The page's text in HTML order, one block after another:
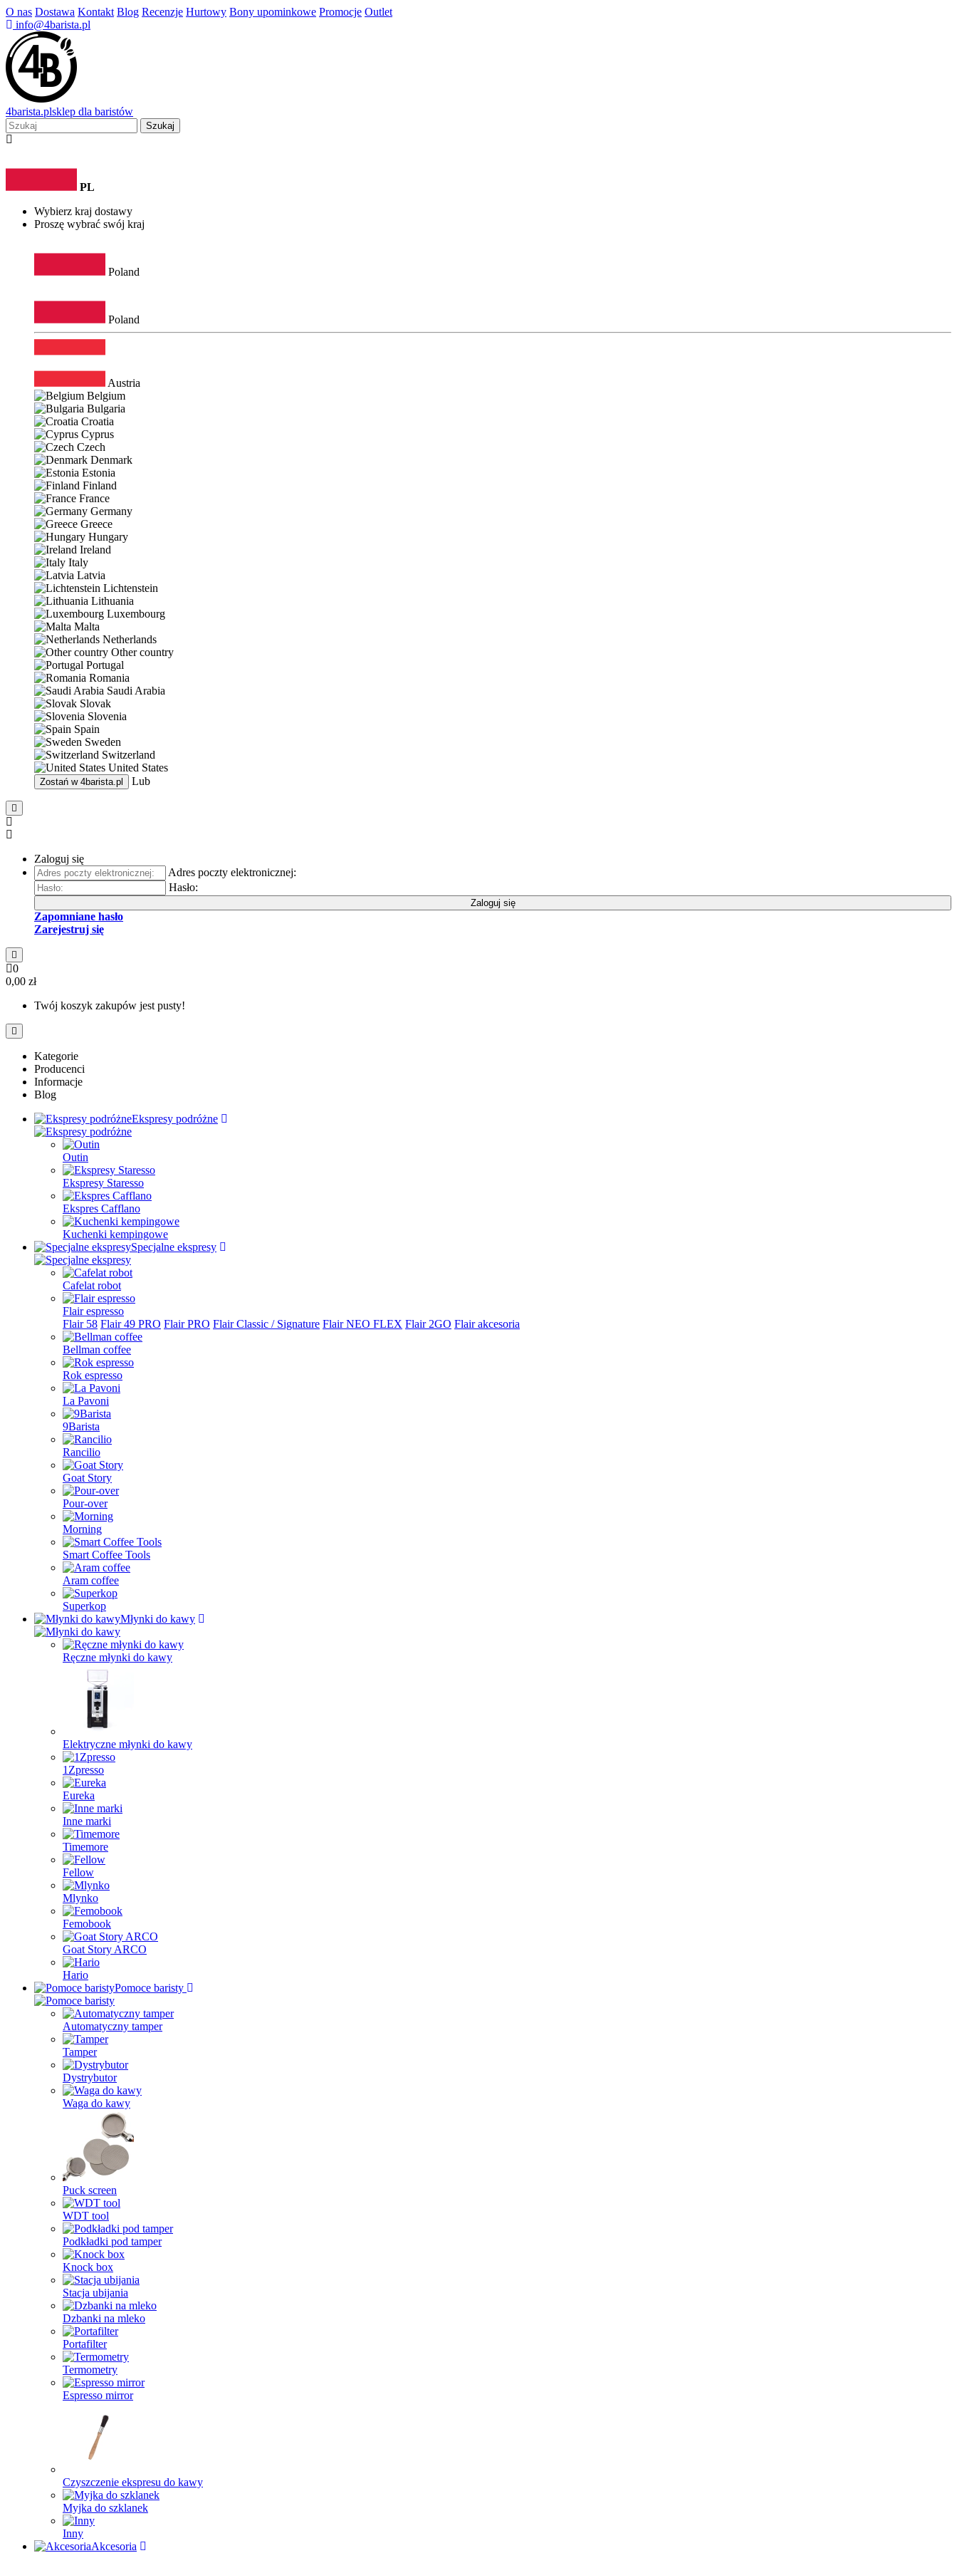
O nas Dostawa Kontakt Blog Recenzje Hurtowy Bony upominkowe Promocje Outlet
info@4barista.pl
4barista.plsklep dla baristów
Szukaj
PL
Wybierz kraj dostawy
Proszę wybrać swój kraj
Poland
Poland
Austria
Belgium
Bulgaria
Croatia
Cyprus
Czech
Denmark
Estonia
Finland
France
Germany
Greece
Hungary
Ireland
Italy
Latvia
Lichtenstein
Lithuania
Luxembourg
Malta
Netherlands
Other country
Portugal
Romania
Saudi Arabia
Slovak
Slovenia
Spain
Sweden
Switzerland
United States
Zostań w 4barista.pl Lub
Zaloguj się
Adres poczty elektronicznej:
Hasło:
Zaloguj się
Zapomniane hasło
Zarejestruj się
0
0,00 zł
Twój koszyk zakupów jest pusty!
Kategorie
Producenci
Informacje
Blog
Ekspresy podróżne
Outin
Ekspresy Staresso
Ekspres Cafflano
Kuchenki kempingowe
Specjalne ekspresy
Cafelat robot
Flair espresso
Flair 58 Flair 49 PRO Flair PRO Flair Classic / Signature Flair NEO FLEX Flair 2GO Flair akcesoria
Bellman coffee
Rok espresso
La Pavoni
9Barista
Rancilio
Goat Story
Pour-over
Morning
Smart Coffee Tools
Aram coffee
Superkop
Młynki do kawy
Ręczne młynki do kawy
Elektryczne młynki do kawy
1Zpresso
Eureka
Inne marki
Timemore
Fellow
Mlynko
Femobook
Goat Story ARCO
Hario
Pomoce baristy
Automatyczny tamper
Tamper
Dystrybutor
Waga do kawy
Puck screen
WDT tool
Podkładki pod tamper
Knock box
Stacja ubijania
Dzbanki na mleko
Portafilter
Termometry
Espresso mirror
Czyszczenie ekspresu do kawy
Myjka do szklanek
Inny
Akcesoria